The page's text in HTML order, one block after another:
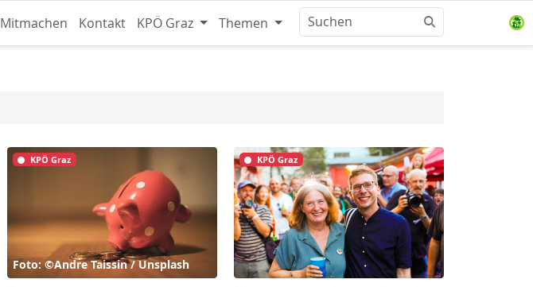
Mitmachen Kontakt KPÖ Graz Themen
KPÖ Graz
Foto: ©Andre Taissin / Unsplash
KPÖ Graz